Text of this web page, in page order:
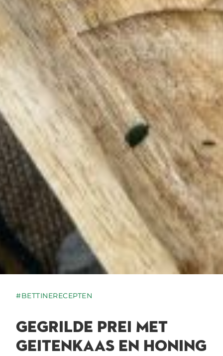
#BETTINERECEPTEN
GEGRILDE PREI MET
GEITENKAAS EN HONING